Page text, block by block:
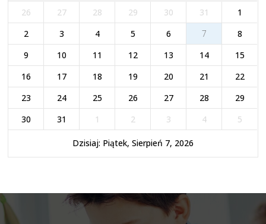
26 27 28 29 30 31
1
2
3 4 5 6 7
8
9
10 11 12 13 14
15
16
17 18 19 20 21
22
23
24 25 26 27 28
29
30
31 1 2 3 4 5
Dzisiaj: Piątek, Sierpień 7, 2026